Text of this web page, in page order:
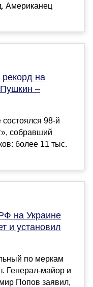
Американец
на
–
98-й
собравший
более 11 тыс.
на Украине
и установил
по меркам
Генерал-майор и
Попов заявил,